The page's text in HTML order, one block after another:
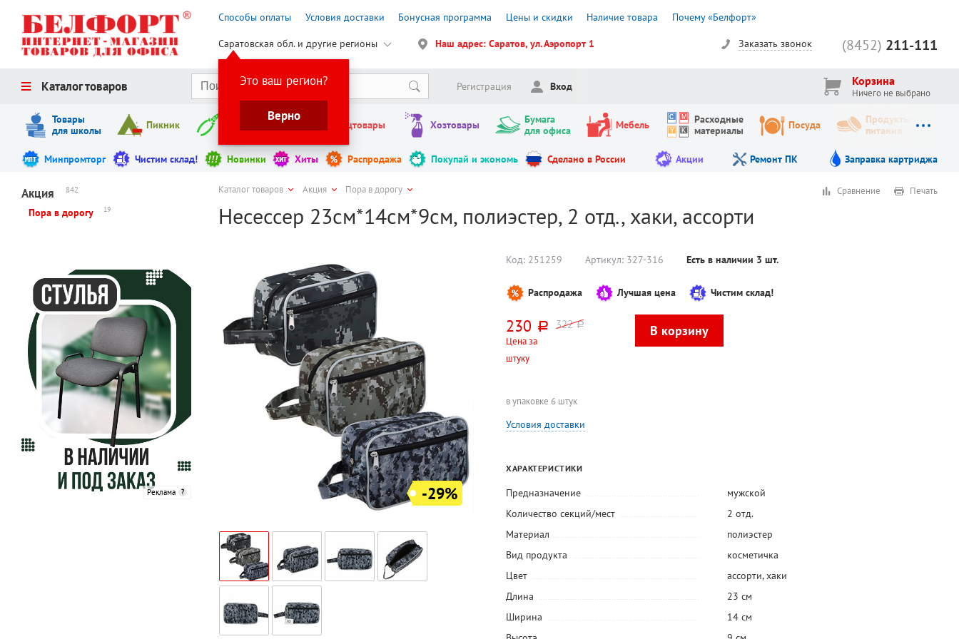
Способы оплаты Условия доставки Бонусная программа Цены и скидки Наличие товара Почему «Белфорт»
Саратовская обл. и другие регионы
Это ваш регион?
Верно
Наш адрес: Саратов, ул. Аэропорт 1 (8452) 211-111
Заказать звонок
Каталог товаров Регистрация Вход Корзина
Ничего не выбрано
Товары
для школы
Пикник Инструменты Канцтовары Хозтовары
Бумага
для офиса
Мебель
Расходные
материалы
Посуда
Продукты
питания
Минпромторг Чистим склад! Новинки Хиты Распродажа Покупай и экономь Сделано в России Акции Ремонт ПК Заправка картриджа
Акция 842
Пора в дорогу 19
Реклама
Каталог товаров Акция Пора в дорогу
Несессер 23см*14см*9см, полиэстер, 2 отд., хаки, ассорти
Сравнение Печать
-29%
Код: 251259 Артикул: 327-316 Есть в наличии 3 шт.
Распродажа Лучшая цена Чистим склад!
230 руб. 322 руб.
Цена за
штуку
в упаковке 6 штук
Условия доставки
ХАРАКТЕРИСТИКИ
Предназначение
мужской
Количество секций/мест
2 отд.
Материал
полиэстер
Вид продукта
косметичка
Цвет
ассорти,хаки
Длина
23 см
Ширина
14 см